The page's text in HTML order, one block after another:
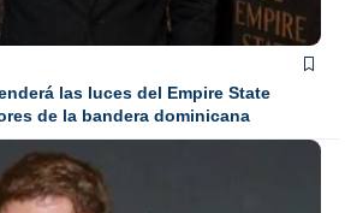
las luces del Empire State
de la bandera dominicana